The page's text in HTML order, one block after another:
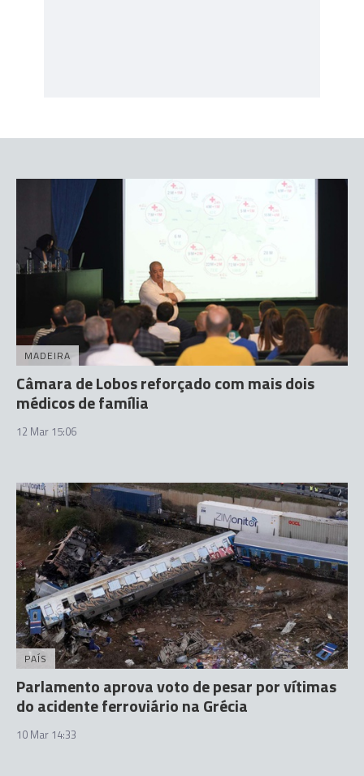
MADEIRA
Câmara de Lobos reforçado com mais dois
médicos de família
12 Mar 15:06
PAÍS
Parlamento aprova voto de pesar por vítimas
do acidente ferroviário na Grécia
10 Mar 14:33